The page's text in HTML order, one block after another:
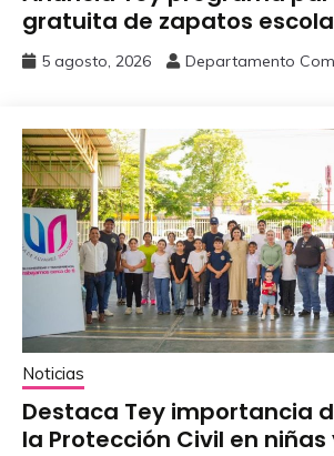
gratuita de zapatos
5 agosto, 2026 Departamento
Noticias
‎Destaca Tey importancia
‎la Protección Civil en niñas